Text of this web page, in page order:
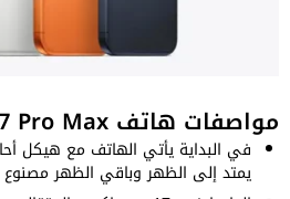
مواصفات هاتف iPhone 17 Pro Max
في البداية يأتي الهاتف مع هيكل
يمتد إلى الظهر وباقي الظهر مصنوع